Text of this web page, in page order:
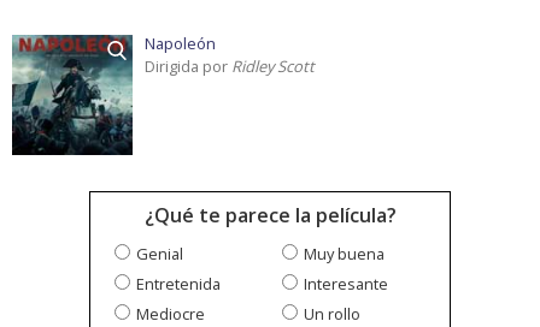
Napoleón
Dirigida por Ridley Scott
¿Qué te parece la película?
Genial
Muy buena
Entretenida
Interesante
Mediocre
Un rollo